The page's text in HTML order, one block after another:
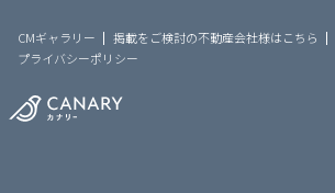
CMギャラリー 掲載をご検討の不動産会社様はこちら
プライバシーポリシー